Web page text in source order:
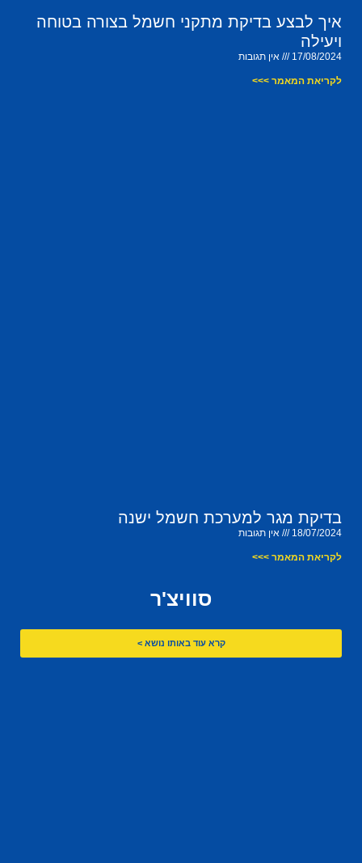
איך לבצע בדיקת מתקני חשמל בצורה בטוחה
ויעילה
17/08/2024 אין תגובות
לקריאת המאמר >>>
בדיקת מגר למערכת חשמל ישנה
18/07/2024 אין תגובות
לקריאת המאמר >>>
סוויצ'ר
קרא עוד באותו נושא >